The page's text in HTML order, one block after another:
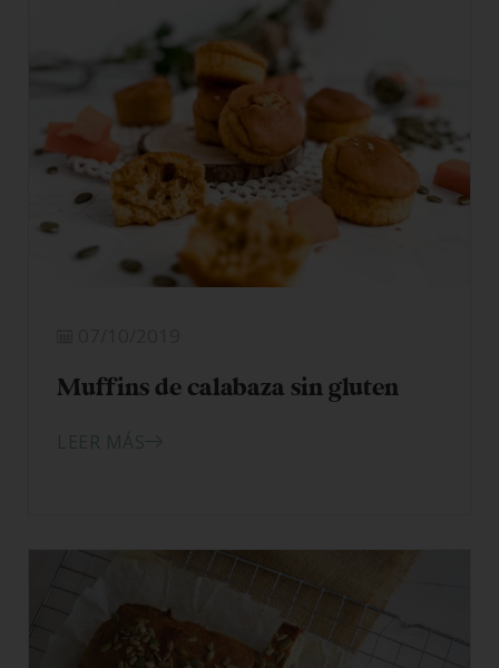
Muffins de calabaza sin gluten
LEER MÁS